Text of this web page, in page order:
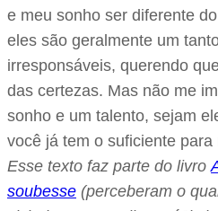
e meu sonho ser diferente
eles são geralmente um
irresponsáveis, querendo
das certezas. Mas não me
sonho e um talento, sejam
você já tem o suficiente para
Esse texto faz parte do livro
soubesse (perceberam o